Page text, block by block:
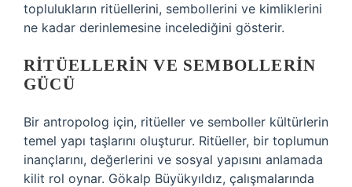
toplulukların ritüellerini, sembollerini ve kimliklerini
ne kadar derinlemesine incelediğini gösterir.
RITÜELLERIN VE SEMBOLLERIN
GÜCÜ
Bir antropolog için, ritüeller ve semboller kültürlerin
temel yapı taşlarını oluşturur. Ritüeller, bir toplumun
inançlarını, değerlerini ve sosyal yapısını anlamada
kilit rol oynar. Gökalp Büyükyıldız, çalışmalarında